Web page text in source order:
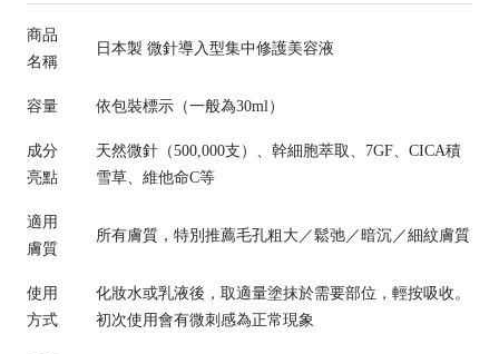
商品
名稱
日本製 微針導入型集中修護美容液
容量 依包裝標示（一般為30ml）
成分
亮點
天然微針（500,000支）、幹細胞萃取、7GF、CICA積
雪草、維他命C等
適用
膚質
所有膚質，特別推薦毛孔粗大／鬆弛／暗沉／細紋膚質
使用
方式
化妝水或乳液後，取適量塗抹於需要部位，輕按吸收。
初次使用會有微刺感為正常現象